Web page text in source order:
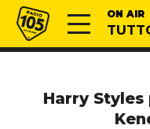
Vai al contenuto
Radio 105 ON AIR
Harry